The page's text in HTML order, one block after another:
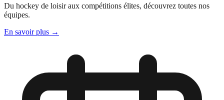
Du hockey de loisir aux compétitions élites, découvrez toutes nos
équipes.
En savoir plus →